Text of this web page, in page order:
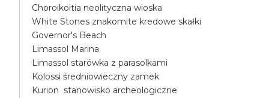
Choroikoitia neolityczna wioska
White Stones znakomite kredowe skałki
Governor's Beach
Limassol Marina
Limassol starówka z parasolkami
Kolossi średniowieczny zamek
Kurion stanowisko archeologiczne